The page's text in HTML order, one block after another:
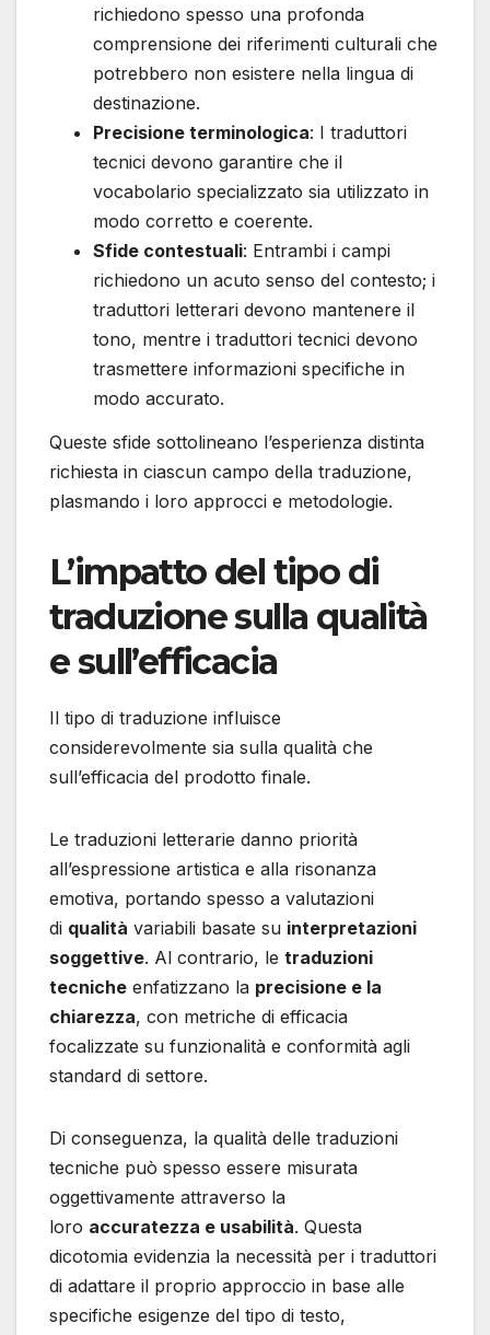
richiedono spesso una profonda
comprensione dei riferimenti culturali che
potrebbero non esistere nella lingua di
destinazione.
Precisione terminologica: I traduttori
tecnici devono garantire che il
vocabolario specializzato sia utilizzato in
modo corretto e coerente.
Sfide contestuali: Entrambi i campi
richiedono un acuto senso del contesto; i
traduttori letterari devono mantenere il
tono, mentre i traduttori tecnici devono
trasmettere informazioni specifiche in
modo accurato.
Queste sfide sottolineano l’esperienza distinta
richiesta in ciascun campo della traduzione,
plasmando i loro approcci e metodologie.
L’impatto del tipo di
traduzione sulla qualità
e sull’efficacia
Il tipo di traduzione influisce
considerevolmente sia sulla qualità che
sull’efficacia del prodotto finale.
Le traduzioni letterarie danno priorità
all’espressione artistica e alla risonanza
emotiva, portando spesso a valutazioni
di qualità variabili basate su interpretazioni
soggettive. Al contrario, le traduzioni
tecniche enfatizzano la precisione e la
chiarezza, con metriche di efficacia
focalizzate su funzionalità e conformità agli
standard di settore.
Di conseguenza, la qualità delle traduzioni
tecniche può spesso essere misurata
oggettivamente attraverso la
loro accuratezza e usabilità. Questa
dicotomia evidenzia la necessità per i traduttori
di adattare il proprio approccio in base alle
specifiche esigenze del tipo di testo,